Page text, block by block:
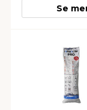
Se